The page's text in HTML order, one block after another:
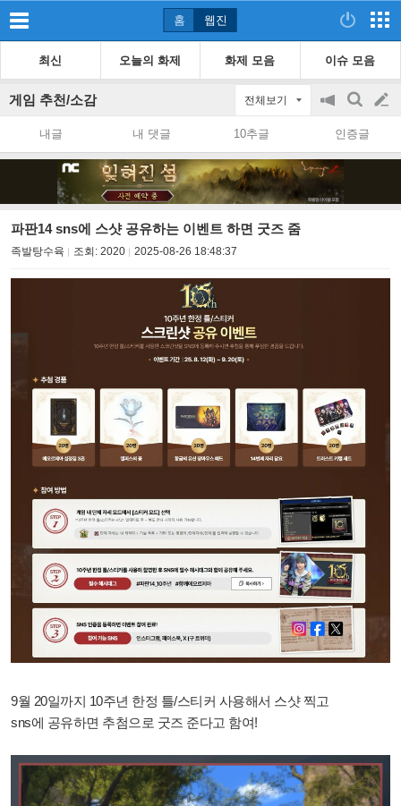
홈 웹진
최신 오늘의 화제 화제 모음 이슈 모음
게임 추천/소감 전체보기
공
on/off
검
색
글
쓰
내글 내 댓글 10추글 인증글
파판14 sns에 스샷 공유하는 이벤트 하면 굿즈 줌
족발탕수육 조회: 2020 2025-08-26 18:48:37
9월 20일까지 10주년 한정 틀/스티커 사용해서 스샷 찍고
sns에 공유하면 추첨으로 굿즈 준다고 함여!